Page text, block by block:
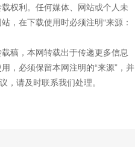
权利。任何媒体、网站或个人未
，在下载使用时必须注明“来源：
稿，本网转载出于传递更多信息
，必须保留本网注明的“来源”，并
，请及时联系我们处理。